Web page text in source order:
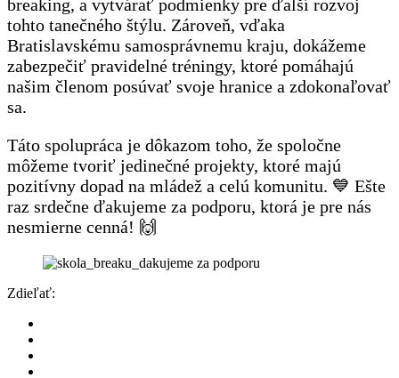
breaking, a vytvárať podmienky pre ďalší rozvoj
tohto tanečného štýlu. Zároveň, vďaka
Bratislavskému samosprávnemu kraju, dokážeme
zabezpečiť pravidelné tréningy, ktoré pomáhajú
našim členom posúvať svoje hranice a zdokonaľovať
sa.
Táto spolupráca je dôkazom toho, že spoločne
môžeme tvoriť jedinečné projekty, ktoré majú
pozitívny dopad na mládež a celú komunitu. 💙 Ešte
raz srdečne ďakujeme za podporu, ktorá je pre nás
nesmierne cenná! 🙌
Zdieľať: